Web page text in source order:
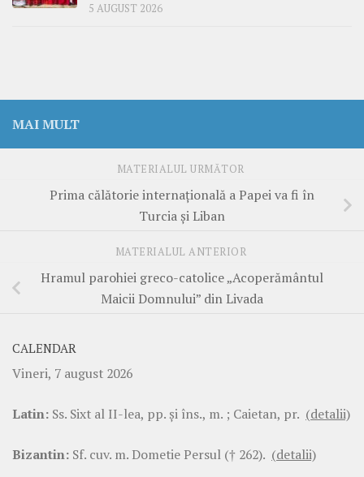
5 AUGUST 2026
MAI MULT
MATERIALUL URMĂTOR
Prima călătorie internațională a Papei va fi în
Turcia și Liban
MATERIALUL ANTERIOR
Hramul parohiei greco-catolice „Acoperământul
Maicii Domnului” din Livada
CALENDAR
Vineri, 7 august 2026
Latin: Ss. Sixt al II-lea, pp. şi îns., m. ; Caietan, pr. (detalii)
Bizantin: Sf. cuv. m. Dometie Persul († 262). (detalii)